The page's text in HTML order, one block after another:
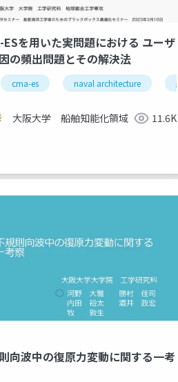
学位論文
ESを用いた実問題における ユーザ
の頻出問題とその解決法
cma-es naval architecture
大阪大学 船舶知能化領域 11.6K
向波中の復原⼒変動に関する⼀考